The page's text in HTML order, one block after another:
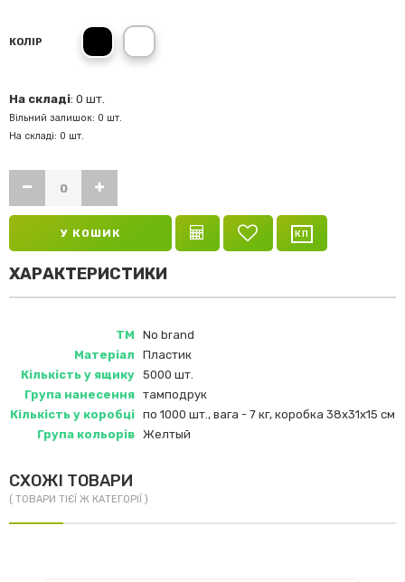
КОЛІР
Чорний
На складі: 0 шт.
Вільний залишок: 0 шт.
На складі: 0 шт.
У КОШИК
ХАРАКТЕРИСТИКИ
ТМ
No brand
Матеріал
Пластик
Кількість у ящику 5000 шт.
Група нанесення тамподрук
Кількість у коробці по 1000 шт., вага - 7 кг, коробка 38х31х15 см
Група кольорів Желтый
СХОЖІ ТОВАРИ
( ТОВАРИ ТІЄЇ Ж КАТЕГОРІЇ )